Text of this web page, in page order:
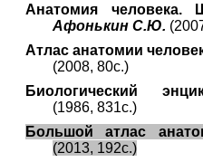
Анатомия человека.
Афонькин С.Ю.
Атлас анатомии
(2008, 80с.)
Биологический
(1986, 831с.)
Большой атлас
(2013, 192с.)